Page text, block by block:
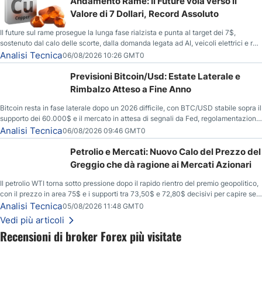
Recensioni di broker Forex più visitate
Valore di 7 Dollari, Record Assoluto
Il future sul rame prosegue la lunga fase rialzista e punta al target dei 7$,
sostenuto dal calo delle scorte, dalla domanda legata ad AI, veicoli elettrici e reti
energetiche, e dai timori di deficit produttivo dal 2028.
Analisi Tecnica06/08/2026 10:26 GMT0
Previsioni Bitcoin/Usd: Estate Laterale e
Rimbalzo Atteso a Fine Anno
Bitcoin resta in fase laterale dopo un 2026 difficile, con BTC/USD stabile sopra il
supporto dei 60.000$ e il mercato in attesa di segnali da Fed, regolamentazione
USA ed elezioni di medio termine.
Analisi Tecnica06/08/2026 09:46 GMT0
Petrolio e Mercati: Nuovo Calo del Prezzo del
Greggio che dà ragione ai Mercati Azionari
Il petrolio WTI torna sotto pressione dopo il rapido rientro del premio geopolitico,
con il prezzo in area 75$ e i supporti tra 73,50$ e 72,80$ decisivi per capire se il
ribasso potrà estendersi verso quota 70$.
Analisi Tecnica05/08/2026 11:48 GMT0
Vedi più articoli